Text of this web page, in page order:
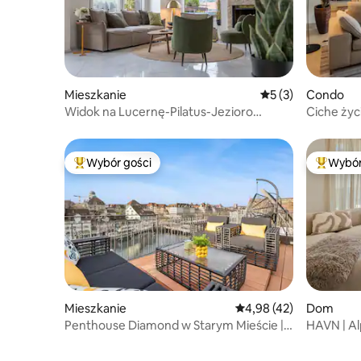
Mieszkanie Średnia ocena: 5
5 (3)
Widok na Lucernę-Pilatus-Jezioro
Condo
Ciche
Najpopularniejsze z kategorii Wybór gości
Wybór gości
Mieszkanie Średnia ocena: 4,98
4,98 (42)
Penthouse Diamond w Starym Mieście |
Dom
HAVN |